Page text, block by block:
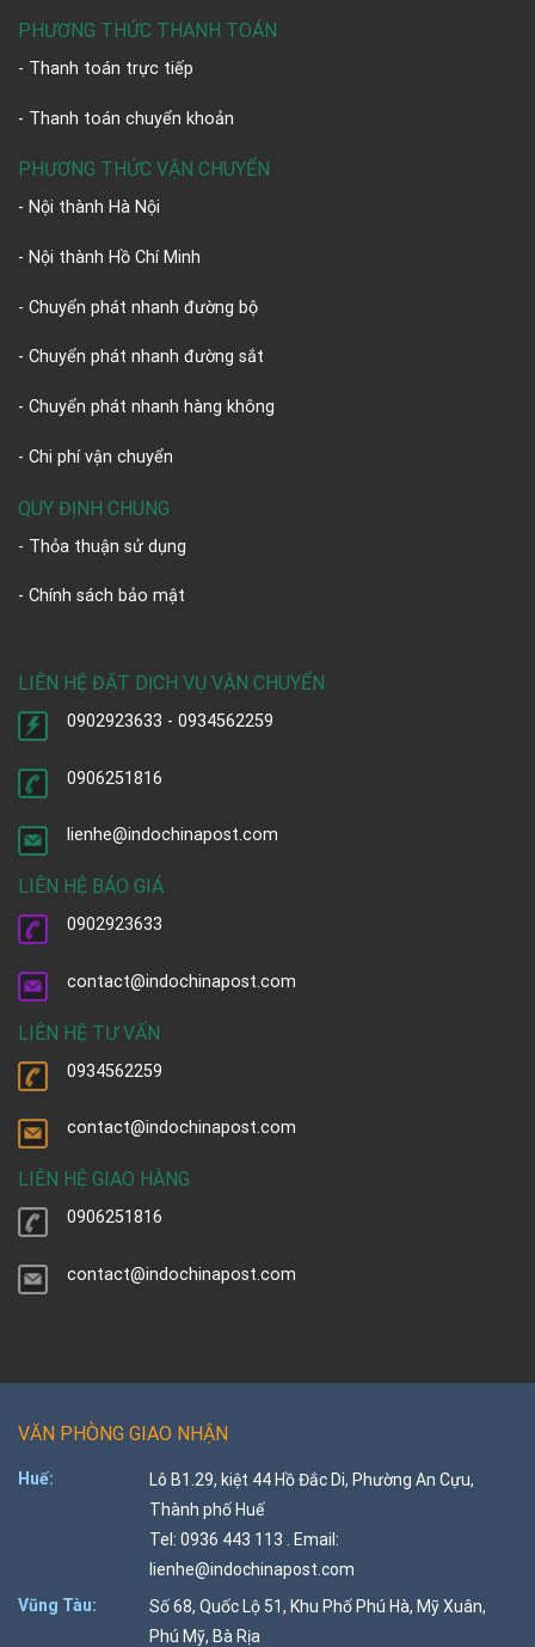
PHƯƠNG THỨC THANH TOÁN
- Thanh toán trực tiếp
- Thanh toán chuyển khoản
PHƯƠNG THỨC VẬN CHUYỂN
- Nội thành Hà Nội
- Nội thành Hồ Chí Minh
- Chuyển phát nhanh đường bộ
- Chuyển phát nhanh đường sắt
- Chuyển phát nhanh hàng không
- Chi phí vận chuyển
QUY ĐỊNH CHUNG
- Thỏa thuận sử dụng
- Chính sách bảo mật
LIÊN HỆ ĐẶT DỊCH VỤ VẬN CHUYỂN
0902923633 - 0934562259
0906251816
lienhe@indochinapost.com
LIÊN HỆ BÁO GIÁ
0902923633
contact@indochinapost.com
LIÊN HỆ TƯ VẤN
0934562259
contact@indochinapost.com
LIÊN HỆ GIAO HÀNG
0906251816
contact@indochinapost.com
VĂN PHÒNG GIAO NHẬN
Huế:
Lô B1.29, kiệt 44 Hồ Đắc Di, Phường An Cựu,
Thành phố Huế
Tel: 0936 443 113 . Email:
lienhe@indochinapost.com
Vũng Tàu:
Số 68, Quốc Lộ 51, Khu Phố Phú Hà, Mỹ Xuân,
Phú Mỹ, Bà Rịa